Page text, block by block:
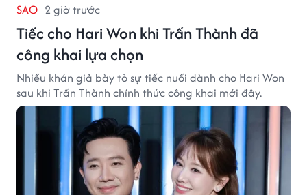
SAO 2 giờ trước
Tiếc cho Hari Won khi Trấn Thành đã
công khai lựa chọn
Nhiều khán giả bày tỏ sự tiếc nuối dành cho Hari Won
sau khi Trấn Thành chính thức công khai mới đây.